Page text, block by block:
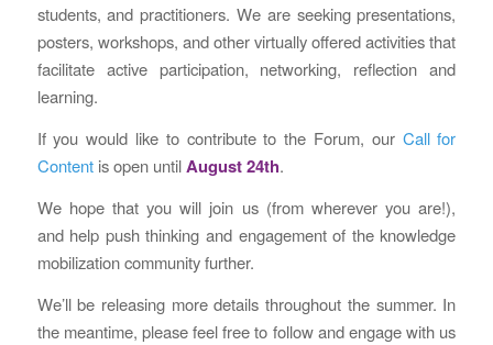
students, and practitioners. We are seeking presentations,
posters, workshops, and other virtually offered activities that
facilitate active participation, networking, reflection and
learning.
If you would like to contribute to the Forum, our Call for
Contentis open untilAugust 24th.
We hope that you will join us (from wherever you are!),
and help push thinking and engagement of the knowledge
mobilization community further.
We’ll be releasing more details throughout the summer. In
the meantime, please feel free to follow and engage with us